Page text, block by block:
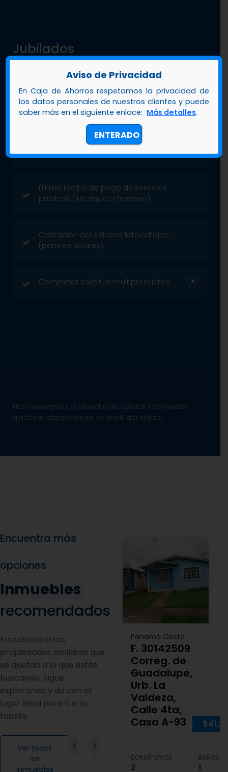
Jubilados
Copia de cédula.
Copia del carnet de Jubilado.
Último talonario de pago.
Último recibo de pago de servicios
públicos (luz, agua o teléfono).
Cotización del sistema fotovoltaico
(paneles solares).
Completar solicitud multiproductos.
Nos reservamos el derecho de solicitar información
adicional, dependiendo del perfil del cliente.
Encuentra más
opciones
Inmuebles
recomendados
Encuentra otras
propiedades similares que
se ajustan a lo que estás
buscando. Sigue
explorando y da con el
lugar ideal para ti o tu
familia.
Ver todos
los
inmuebles
Panamá Oeste
F. 30142509
Correg. de
Guadalupe,
Urb. La
Valdeza,
Calle 4ta,
Casa A-93
DORMITORIOS
2
BAÑOS
1
Aviso de Privacidad
En Caja de Ahorros respetamos la privacidad de
los datos personales de nuestros clientes y puede
saber más en el siguiente enlace: Más detalles.
ENTERADO